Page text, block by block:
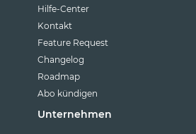
Hilfe-Center
Kontakt
Feature Request
Changelog
Roadmap
Abo kündigen
Unternehmen